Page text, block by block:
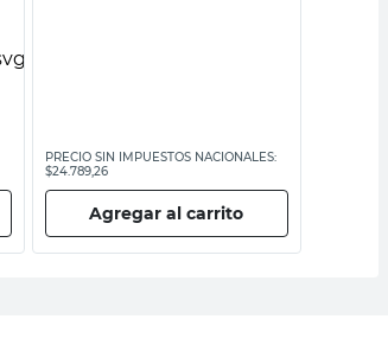
PRECIO SIN IMPUESTOS NACIONALES:
$24.789,26
Agregar al carrito